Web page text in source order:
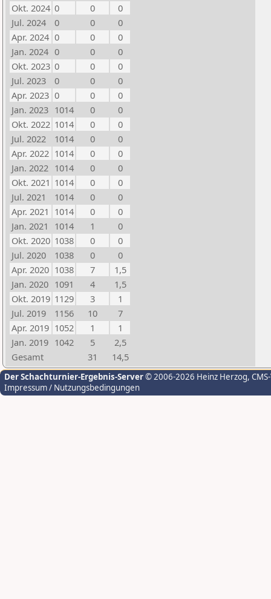
Okt. 2024 0 0
0
Jul. 2024
0 0
0
Apr. 2024 0 0
0
Jan. 2024 0 0
0
Okt. 2023 0 0
0
Jul. 2023
0 0
0
Apr. 2023 0 0
0
Jan. 2023 1014 0
0
Okt. 2022 1014 0
0
Jul. 2022
1014 0
0
Apr. 2022 1014 0
0
Jan. 2022 1014 0
0
Okt. 2021 1014 0
0
Jul. 2021
1014 0
0
Apr. 2021 1014 0
0
Jan. 2021
1014 1
0
Okt. 2020 1038 0
0
Jul. 2020
1038 0
0
Apr. 2020 1038 7
1,5
Jan. 2020 1091 4
1,5
Okt. 2019 1129 3
1
Jul. 2019
1156 10
7
Apr. 2019 1052 1
1
Jan. 2019 1042 5
2,5
Gesamt
31 14,5
Der Schachturnier-Ergebnis-Server© 2006-2026 Heinz Herzog,
Impressum / Nutzungsbedingungen